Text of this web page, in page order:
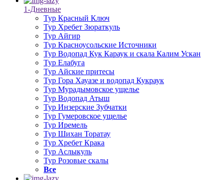
1-Дневные
Тур Красный Ключ
Тур Хребет Зюраткуль
Тур Айгир
Тур Красноусольские Источники
Тур Водопад Кук Караук и скала Калим Ускан
Тур Елабуга
Тур Айские притесы
Тур Гора Хауазе и водопад Кукраук
Тур Мурадымовское ущелье
Тур Водопад Атыш
Тур Инзерские Зубчатки
Тур Гумеровское ущелье
Тур Иремель
Тур Шихан Торатау
Тур Хребет Крака
Тур Аслыкуль
Тур Розовые скалы
Все